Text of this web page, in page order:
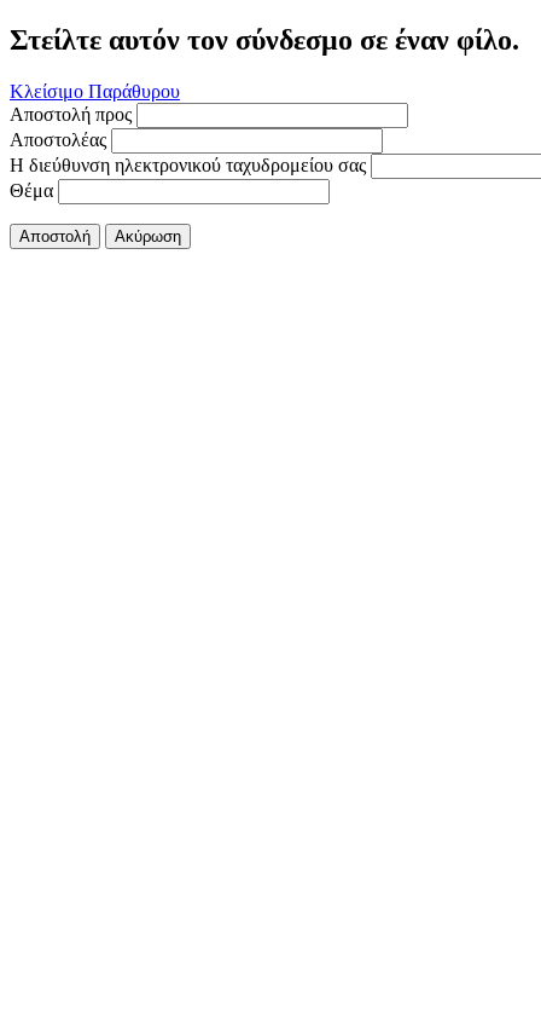
Στείλτε αυτόν τον σύνδεσμο σε έναν φίλο.
Κλείσιμο Παράθυρου
Αποστολή προς
Αποστολέας
Η διεύθυνση ηλεκτρονικού ταχυδρομείου σας
Θέμα
Αποστολή Ακύρωση